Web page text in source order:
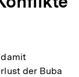
damit
der Buba